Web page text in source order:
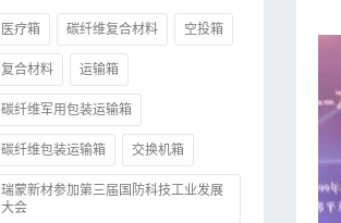
医疗箱 碳纤维复合材料 空投箱
复合材料 运输箱
碳纤维军用包装运输箱
碳纤维包装运输箱 交换机箱
瑞蒙新材参加第三届国防科技工业发展
大会